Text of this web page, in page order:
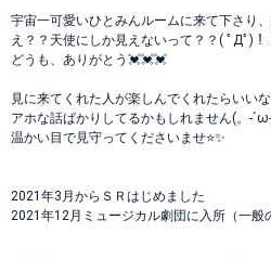
宇宙一可愛いひとみんルームに来て下さり
え？？天使にしか見えないって？？( ﾟДﾟ)！
どうも、ありがとう💓💓💓
見に来てくれた人が楽しんでくれたらいい
アホな話ばかりしてるかもしれません(。-
温かい目で見守ってくださいませ⭐✨
2021年3月からＳＲはじめました
2021年12月ミュージカル劇団に入所（一般